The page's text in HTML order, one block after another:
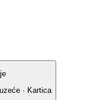
· Kartica